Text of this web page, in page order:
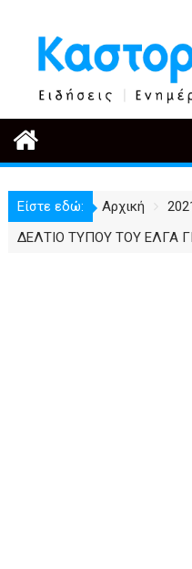
περιεχόμενο
Είστε εδώ: Αρχική
ΔΕΛΤΙΟ TYΠΟΥ ΤΟΥ ΕΛΓΑ